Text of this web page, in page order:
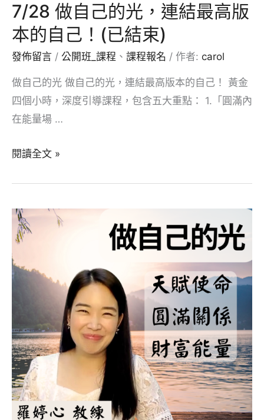
7/28 做自己的光，連結最高版
本的自己！(已結束)
發佈留言 / 公開班_課程 、 課程報名 / 作者: carol
做自己的光 做自己的光，連結最高版本的自己！ 黃金
四個小時，深度引導課程，包含五大重點： 1.「圓滿內
在能量場 …
7/28
己
的
光，
連
結
版
本
的
自
己！
閱讀全文 »